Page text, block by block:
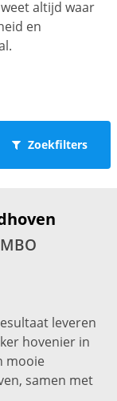
altijd waar
en
Zoekfilters
MBO
leveren
hovenier in
mooie
samen met